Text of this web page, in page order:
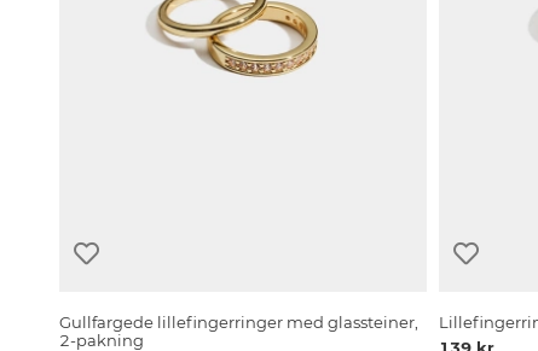
Gullfargede lillefingerringer med glassteiner,
2-pakning